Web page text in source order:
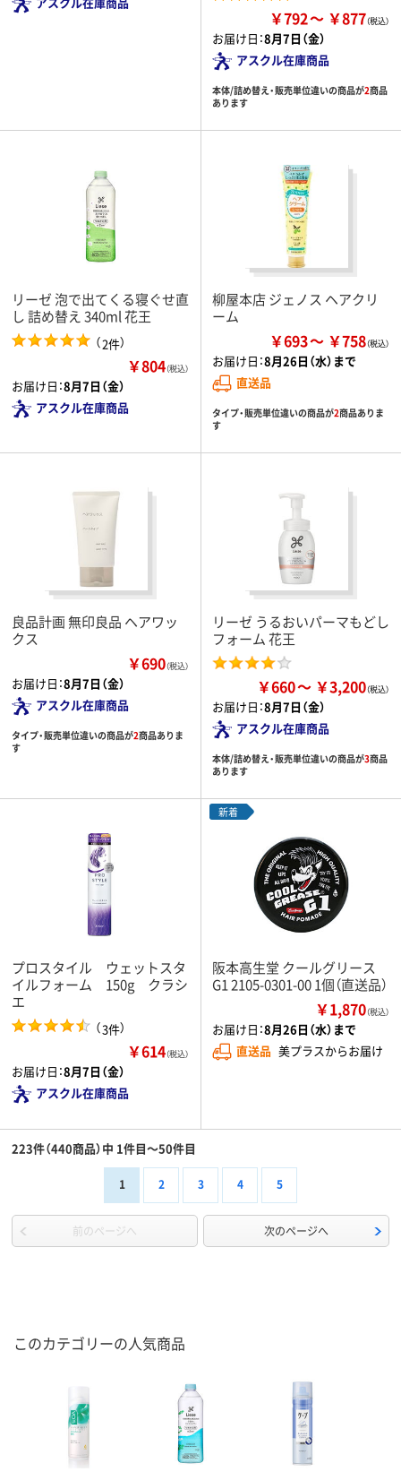
￥792 ￥877
お届け日：8月7日（金）
アスクル在庫商品
本体/詰め替え・販売単位違いの商品が2商品
あります
リーゼ 泡で出てくる寝ぐせ直
し 詰め替え 340ml 花王
（2件）
￥804（税込）
お届け日：8月7日（金）
アスクル在庫商品
柳屋本店 ジェノス ヘアクリ
ーム
￥693 ￥758
お届け日：8月26日（水）まで
直送品
タイプ・販売単位違いの商品が2商品ありま
す
良品計画 無印良品 ヘアワッ
クス
￥690（税込）
お届け日：8月7日（金）
アスクル在庫商品
タイプ・販売単位違いの商品が2商品ありま
す
リーゼ うるおいパーマもどし
フォーム 花王
￥660 ￥3,200
お届け日：8月7日（金）
アスクル在庫商品
本体/詰め替え・販売単位違いの商品が3商品
あります
プロスタイル ウェットスタ
イルフォーム 150g クラシ
エ
（3件）
￥614（税込）
お届け日：8月7日（金）
アスクル在庫商品
新着
阪本高生堂 クールグリース
G1 2105-0301-00 1個（直送品）
￥1,870（税込）
お届け日：8月26日（水）まで
直送品 美プラスからお届け
223件（440商品）中 1件目～50件目
1 2 3 4 5
前のページへ 次のページへ
このカテゴリーの人気商品